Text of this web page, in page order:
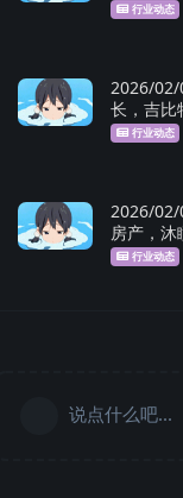
行业动态
2026/02/
长，吉比
行业动态
2026/02/
房产，沐
行业动态
说点什么吧...